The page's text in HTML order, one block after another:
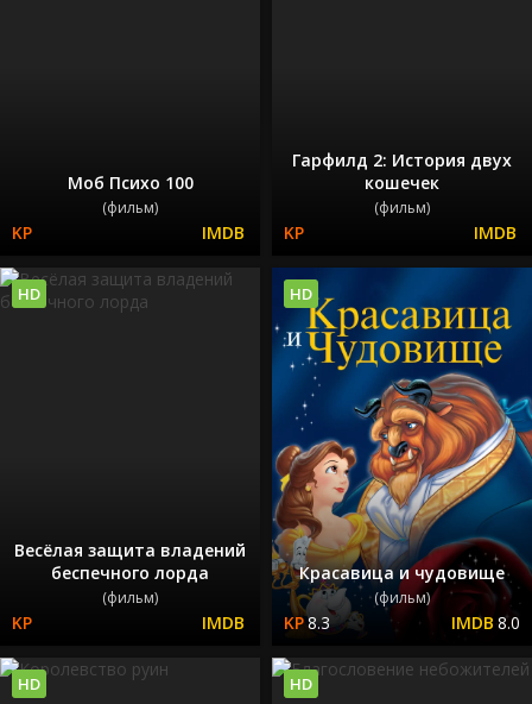
Моб Психо 100
(фильм)
Гарфилд 2: История двух
кошечек
(фильм)
Весёлая защита владений
беспечного лорда
(фильм)
HD
Красавица и чудовище
(фильм)
8.3 8.0
HD
HD HD